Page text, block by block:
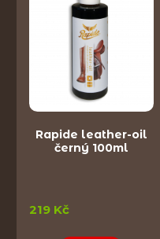
Rapide leather-oil
černý 100ml
219 Kč